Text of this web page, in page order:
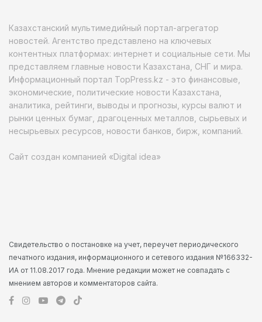
Казахстанский мультимедийный портал-агрегатор
новостей. Агентство представлено на ключевых
контентных платформах: интернет и социальные сети. Мы
представляем главные новости Казахстана, СНГ и мира.
Информационный портал TopPress.kz - это финансовые,
экономические, политические новости Казахстана,
аналитика, рейтинги, выводы и прогнозы, курсы валют и
рынки ценных бумаг, драгоценных металлов, сырьевых и
несырьевых ресурсов, новости банков, бирж, компаний.
Сайт создан компанией «Digital idea»
Свидетельство о постановке на учет, переучет периодического
печатного издания, информационного и сетевого издания №166332-
ИА от 11.08.2017 года. Мнение редакции может не совпадать с
мнением авторов и комментаторов сайта.